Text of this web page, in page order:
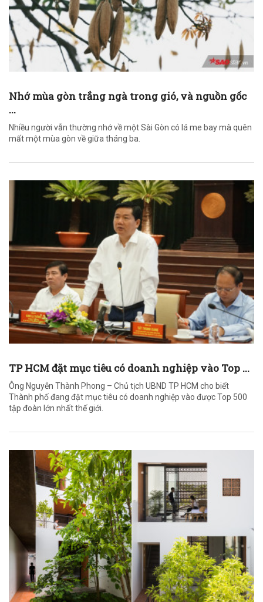
Nhớ mùa gòn trắng ngà trong gió, và nguồn gốc
...
Nhiều người vẫn thường nhớ về một Sài Gòn có lá me bay mà quên
mất một mùa gòn về giữa tháng ba.
TP HCM đặt mục tiêu có doanh nghiệp vào Top ...
Ông Nguyễn Thành Phong – Chủ tịch UBND TP HCM cho biết
Thành phố đang đặt mục tiêu có doanh nghiệp vào được Top 500
tập đoàn lớn nhất thế giới.